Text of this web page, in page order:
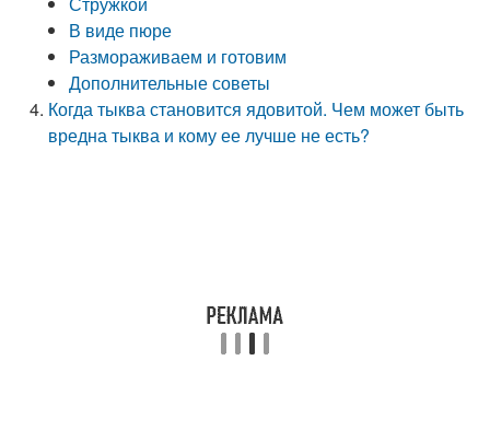
В виде пюре
Размораживаем и готовим
Дополнительные советы
Когда тыква становится ядовитой. Чем может быть
вредна тыква и кому ее лучше не есть?